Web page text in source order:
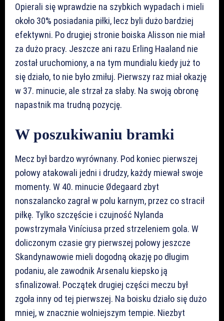
Opierali się wprawdzie na szybkich wypadach i mieli
około 30% posiadania piłki, lecz byli dużo bardziej
efektywni. Po drugiej stronie boiska Alisson nie miał
za dużo pracy. Jeszcze ani razu Erling Haaland nie
został uruchomiony, a na tym mundialu kiedy już to
się działo, to nie było zmiłuj. Pierwszy raz miał okazję
w 37. minucie, ale strzał za słaby. Na swoją obronę
napastnik ma trudną pozycję.
W poszukiwaniu bramki
Mecz był bardzo wyrównany. Pod koniec pierwszej
połowy atakowali jedni i drudzy, każdy miewał swoje
momenty. W 40. minucie Ødegaard zbyt
nonszalancko zagrał w polu karnym, przez co stracił
piłkę. Tylko szczęście i czujność Nylanda
powstrzymała Viníciusa przed strzeleniem gola. W
doliczonym czasie gry pierwszej połowy jeszcze
Skandynawowie mieli dogodną okazję po długim
podaniu, ale zawodnik Arsenalu kiepsko ją
sfinalizował. Początek drugiej części meczu był
zgoła inny od tej pierwszej. Na boisku działo się dużo
mniej, w znacznie wolniejszym tempie. Niezbyt